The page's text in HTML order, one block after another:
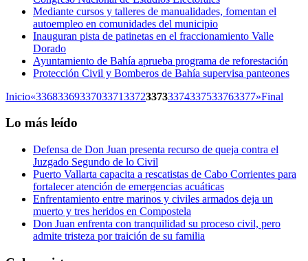
Mediante cursos y talleres de manualidades, fomentan el
autoempleo en comunidades del municipio
Inauguran pista de patinetas en el fraccionamiento Valle
Dorado
Ayuntamiento de Bahía aprueba programa de reforestación
Protección Civil y Bomberos de Bahía supervisa panteones
Inicio«3368336933703371337233733374337533763377»Final
Lo más leído
Defensa de Don Juan presenta recurso de queja contra el
Juzgado Segundo de lo Civil
Puerto Vallarta capacita a rescatistas de Cabo Corrientes para
fortalecer atención de emergencias acuáticas
Enfrentamiento entre marinos y civiles armados deja un
muerto y tres heridos en Compostela
Don Juan enfrenta con tranquilidad su proceso civil, pero
admite tristeza por traición de su familia